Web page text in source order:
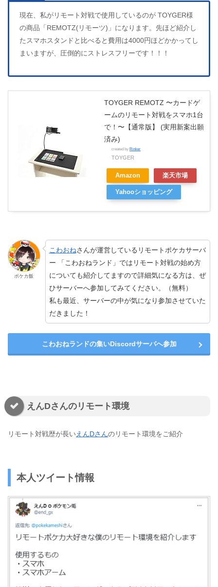
現在、私がリモート対戦で使用しているのが TOYGER様
の商品「REMOTZ(リモーツ)」になります。先ほど紹介し
たスマホスタンドと比べると費用は4000円ほどかかってし
まいますが、圧倒的にストレスフリーです！！！
TOYGER REMOTZ 〜カードゲ
ームのリモート対戦をスマホ1台
で！〜【通常版】 (実用新案出願
済み)
created by Rinker
TOYGER
Amazon 楽天市場
Yahooショッピング
ポケカ飯
こわおねさんが運営しているリモートポケカサーバ
ー 「こわおねランド」ではリモート対戦の始め方
についても紹介してますので詳細気になる方は、ぜ
ひサーバーへ参加してみてください。（無料）
私も最近、サーバーの中が気になり参加させていた
だきました！
こわおねランドの集いDiscordサーバへ参加
えんDさんのリモート環境
リモート対戦歴が長いえんDさんのリモート環境をご紹介
本人ツイート情報